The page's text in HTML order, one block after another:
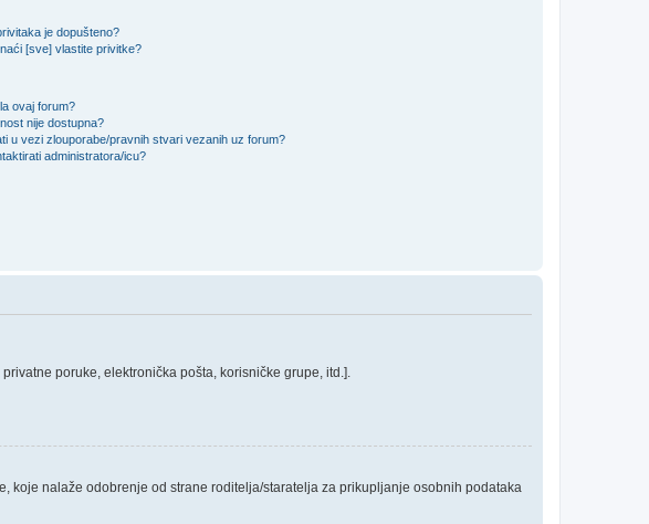
je dopušteno?
[sve] vlastite privitke?
ovaj forum?
nije dostupna?
u vezi zlouporabe/pravnih stvari vezanih uz forum?
administratora/icu?
poruke, elektronička pošta, korisničke grupe, itd.].
koje nalaže odobrenje od strane roditelja/staratelja za prikupljanje osobnih podataka